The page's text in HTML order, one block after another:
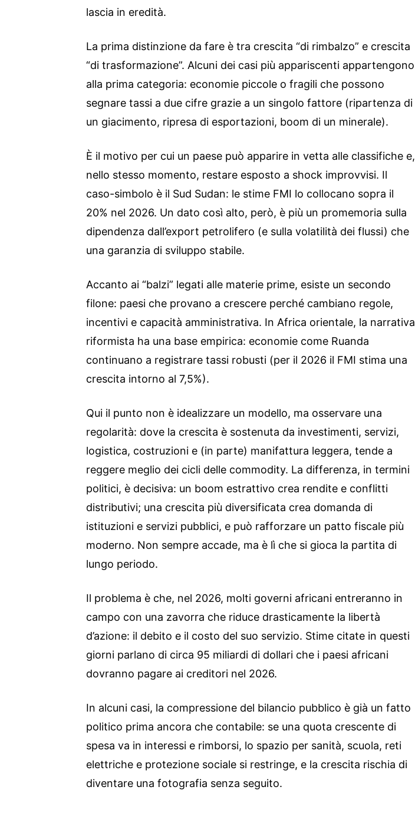
lascia in eredità.
La prima distinzione da fare è tra crescita “di rimbalzo” e crescita
“di trasformazione”. Alcuni dei casi più appariscenti appartengono
alla prima categoria: economie piccole o fragili che possono
segnare tassi a due cifre grazie a un singolo fattore (ripartenza di
un giacimento, ripresa di esportazioni, boom di un minerale).
È il motivo per cui un paese può apparire in vetta alle classifiche e,
nello stesso momento, restare esposto a shock improvvisi. Il
caso-simbolo è il Sud Sudan: le stime FMI lo collocano sopra il
20% nel 2026. Un dato così alto, però, è più un promemoria sulla
dipendenza dall’export petrolifero (e sulla volatilità dei flussi) che
una garanzia di sviluppo stabile.
Accanto ai “balzi” legati alle materie prime, esiste un secondo
filone: paesi che provano a crescere perché cambiano regole,
incentivi e capacità amministrativa. In Africa orientale, la narrativa
riformista ha una base empirica: economie come Ruanda
continuano a registrare tassi robusti (per il 2026 il FMI stima una
crescita intorno al 7,5%).
Qui il punto non è idealizzare un modello, ma osservare una
regolarità: dove la crescita è sostenuta da investimenti, servizi,
logistica, costruzioni e (in parte) manifattura leggera, tende a
reggere meglio dei cicli delle commodity. La differenza, in termini
politici, è decisiva: un boom estrattivo crea rendite e conflitti
distributivi; una crescita più diversificata crea domanda di
istituzioni e servizi pubblici, e può rafforzare un patto fiscale più
moderno. Non sempre accade, ma è lì che si gioca la partita di
lungo periodo.
Il problema è che, nel 2026, molti governi africani entreranno in
campo con una zavorra che riduce drasticamente la libertà
d’azione: il debito e il costo del suo servizio. Stime citate in questi
giorni parlano di circa 95 miliardi di dollari che i paesi africani
dovranno pagare ai creditori nel 2026.
In alcuni casi, la compressione del bilancio pubblico è già un fatto
politico prima ancora che contabile: se una quota crescente di
spesa va in interessi e rimborsi, lo spazio per sanità, scuola, reti
elettriche e protezione sociale si restringe, e la crescita rischia di
diventare una fotografia senza seguito.